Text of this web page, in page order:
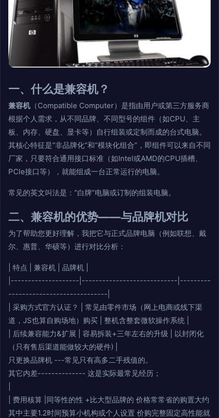
一、什么是兼容机？
兼容机（Compatible Computer）是指由用户或第三方服务商
根据个人需求，从不同品牌、不同型号的组件（如CPU、主
板、内存、硬盘、显卡等）自行组装或定制而成的台式电脑。
其核心特征是“非品牌化”和“模块化组合”，即组件可以来自不同
厂家，只要符合通用接口标准（如Intel或AMD的CPU插槽、
PCIe接口等），就能组成一台正常运行的电脑。
常见的英文叫法是：“白牌”电脑或订制的组装电脑。
二、兼容机的优势——与品牌机对比
为了帮助您更好理解，我把它与正式品牌电脑（例如联想、戴
尔、惠普、华硕等）进行对比分析：
| 特点 | 兼容机 | 品牌机 |
|--------------------|----------------------------|---------
-----------------------------|
| 采购方式官方认证？ | 常见由零件市场（网上电商或线下渠
道，JS也算自购场地）购买 | 整机含整套微软操作系统 |
| 后续兼容能力&扩展 | 容易拆装+三年左右的升级 | 以封闭化
（只有售后渠道能做较大的硬件) |
只更换品牌机 ---常见只有高多二手残值的。
其它内差-------------- 这是实际最常见经历；
| 费用核算 |同等性的性 +比大型品牌的 价格常常省的购置大约
其中主要1.2时间预算小机构或个人设置 价购完整固定高性能就